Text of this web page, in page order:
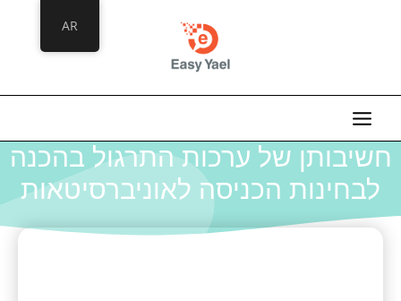
חשיבותן של ערכות התרגול בהכנה
לבחינות הכניסה לאוניברסיטאות
AR